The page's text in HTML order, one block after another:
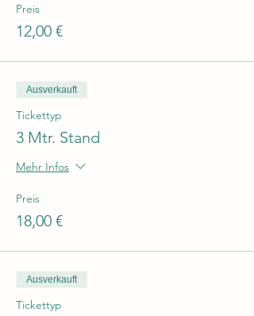
Preis
12,00 €
Ausverkauft
Tickettyp
3 Mtr. Stand
Mehr Infos
Preis
18,00 €
Ausverkauft
Tickettyp